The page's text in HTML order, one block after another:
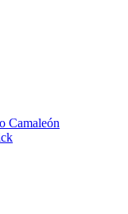
Camaleón